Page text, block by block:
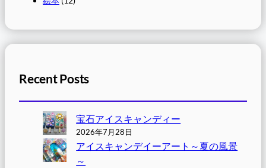
Recent Posts
宝石アイスキャンディー
2026年7月28日
アイスキャンデイーアート～夏の風景
～